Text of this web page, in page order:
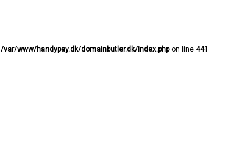
/var/www/handypay.dk/domainbutler.dk/index.phpon line 441